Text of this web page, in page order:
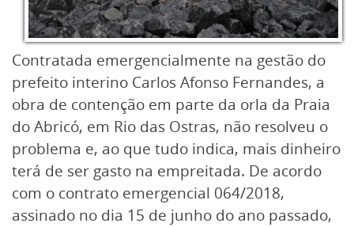
Contratada emergencialmente na gestão do
prefeito interino Carlos Afonso Fernandes, a
obra de contenção em parte da orla da Praia
do Abricó, em Rio das Ostras, não resolveu o
problema e, ao que tudo indica, mais dinheiro
terá de ser gasto na empreitada. De acordo
com o contrato emergencial 064/2018,
assinado no dia 15 de junho do ano passado,